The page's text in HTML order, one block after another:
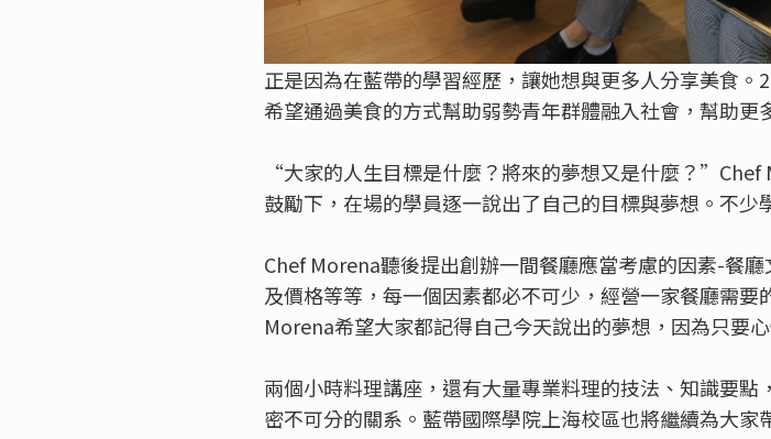
正是因為在藍帶的學習經歷，讓她想與更多人分享美食
希望通過美食的方式幫助弱勢青年群體融入社會，幫助更
“大家的人生目標是什麼？將來的夢想又是什麼？
鼓勵下，在場的學員逐一說出了自己的目標與夢想。不少
Chef Morena聽後提出創辦一間餐廳應當考慮的因素-餐
及價格等等，每一個因素都必不可少，經營一家餐廳需
Morena希望大家都記得自己今天說出的夢想，因為只要
兩個小時料理講座，還有大量專業料理的技法、知識要
密不可分的關系。藍帶國際學院上海校區也將繼續為大家